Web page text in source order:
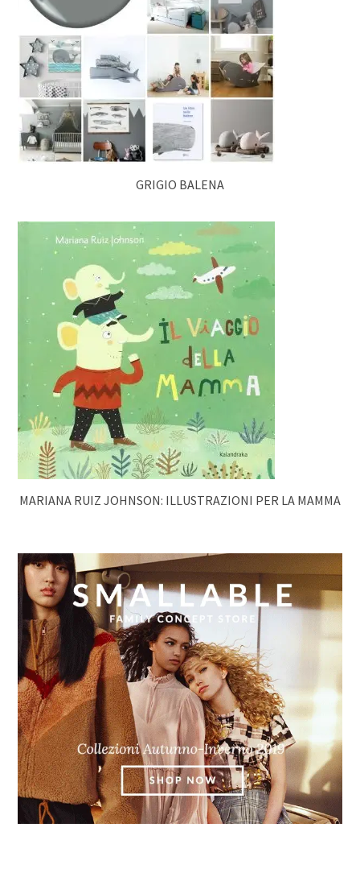
GRIGIO BALENA
MARIANA RUIZ JOHNSON: ILLUSTRAZIONI PER LA MAMMA